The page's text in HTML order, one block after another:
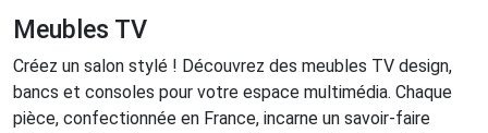
Meubles TV
Créez un salon stylé ! Découvrez des meubles TV design,
bancs et consoles pour votre espace multimédia. Chaque
pièce, confectionnée en France, incarne un savoir-faire